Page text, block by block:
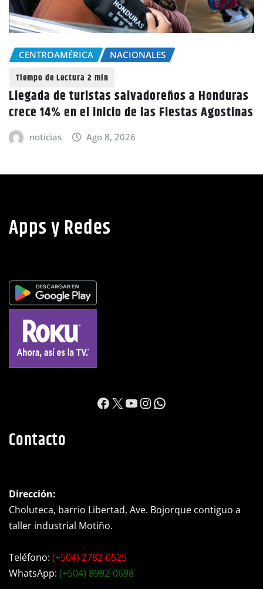
CENTROAMÉRICA NACIONALES
Llegada de turistas salvadoreños a Honduras
crece 14% en el inicio de las Fiestas Agostinas
noticias Ago 8, 2026
Apps y Redes
https://
X YouTube
Instagram
WhatsApp
Contacto
Dirección:
Choluteca, barrio Libertad, Ave. Bojorque contiguo a
taller industrial Motiño.
Teléfono: (+504) 2782-0525
WhatsApp: (+504) 8992-0698